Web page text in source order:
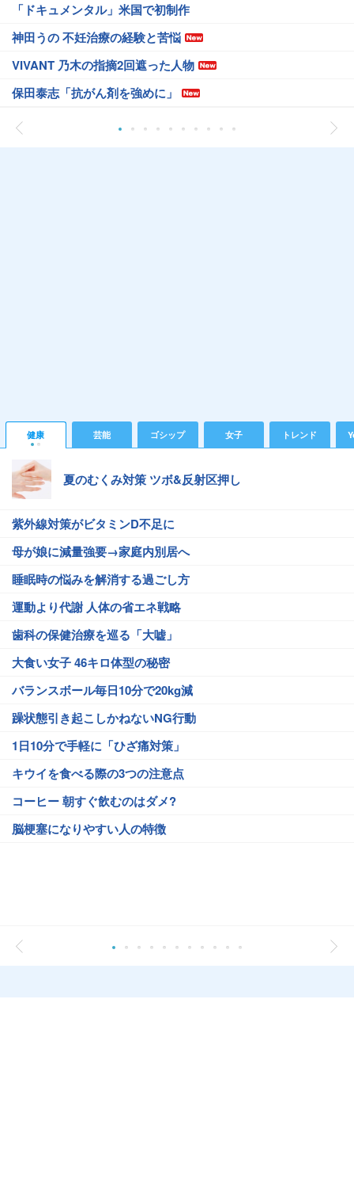
「ドキュメンタル」米国で初制作
神田うの 不妊治療の経験と苦悩
VIVANT 乃木の指摘2回遮った人物
保田泰志「抗がん剤を強めに」
健康 芸能 ゴシップ 女子 トレンド
夏のむくみ対策 ツボ&反射区押し
紫外線対策がビタミンD不足に
母が娘に減量強要→家庭内別居へ
睡眠時の悩みを解消する過ごし方
運動より代謝 人体の省エネ戦略
歯科の保健治療を巡る「大嘘」
大食い女子 46キロ体型の秘密
バランスボール毎日10分で20kg減
躁状態引き起こしかねないNG行動
1日10分で手軽に「ひざ痛対策」
キウイを食べる際の3つの注意点
コーヒー 朝すぐ飲むのはダメ?
脳梗塞になりやすい人の特徴